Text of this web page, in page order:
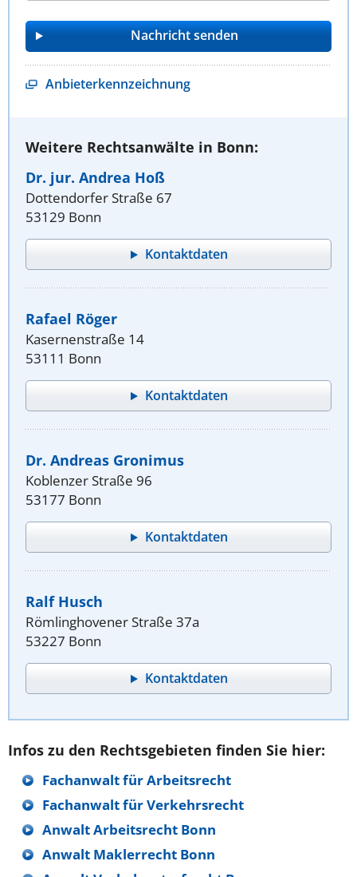
Anbieterkennzeichnung
Weitere Rechtsanwälte in Bonn:
Dr. jur. Andrea Hoß
Dottendorfer Straße 67
53129 Bonn
Kontaktdaten
Rafael Röger
Kasernenstraße 14
53111 Bonn
Kontaktdaten
Dr. Andreas Gronimus
Koblenzer Straße 96
53177 Bonn
Kontaktdaten
Ralf Husch
Römlinghovener Straße 37a
53227 Bonn
Kontaktdaten
Infos zu den Rechtsgebieten finden Sie hier:
Fachanwalt für Arbeitsrecht
Fachanwalt für Verkehrsrecht
Anwalt Arbeitsrecht Bonn
Anwalt Maklerrecht Bonn